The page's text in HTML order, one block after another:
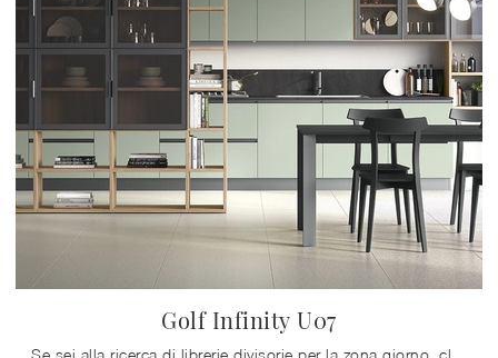
Golf Infinity U07